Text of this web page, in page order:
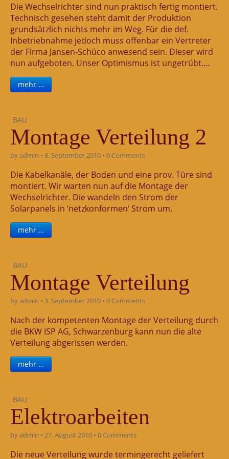
Die Wechselrichter sind nun praktisch fertig montiert.
Technisch gesehen steht damit der Produktion
grundsätzlich nichts mehr im Weg. Für die def.
Inbetriebnahme jedoch muss offenbar ein Vertreter
der Firma Jansen-Schüco anwesend sein. Dieser wird
nun aufgeboten. Unser Optimismus ist ungetrübt.…
mehr …
BAU
Montage Verteilung 2
byadmin • 8. September 2010 • 0 Comments
Die Kabelkanäle, der Boden und eine prov. Türe sind
montiert. Wir warten nun auf die Montage der
Wechselrichter. Die wandeln den Strom der
Solarpanels in ’netzkonformen‘ Strom um.
mehr …
BAU
Montage Verteilung
byadmin • 3. September 2010 • 0 Comments
Nach der kompetenten Montage der Verteilung durch
die BKW ISP AG, Schwarzenburg kann nun die alte
Verteilung abgerissen werden.
mehr …
BAU
Elektroarbeiten
byadmin • 27. August 2010 • 0 Comments
Die neue Verteilung wurde termingerecht geliefert